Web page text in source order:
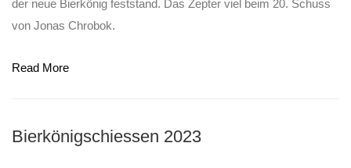
der neue Bierkönig feststand. Das Zepter viel beim 20. Schuss
von Jonas Chrobok.
Read More
Bierkönigschiessen 2023